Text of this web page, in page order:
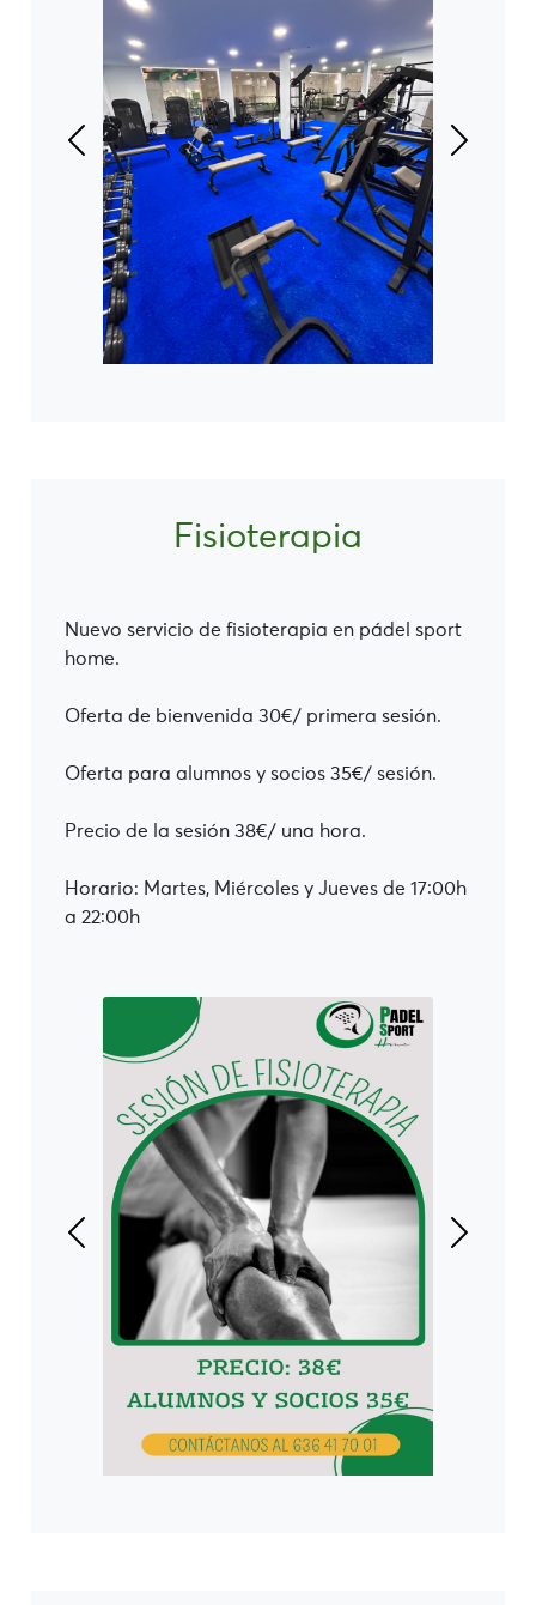
Fisioterapia
Nuevo servicio de fisioterapia en pádel sport
home.
Oferta de bienvenida 30€/ primera sesión.
Oferta para alumnos y socios 35€/ sesión.
Precio de la sesión 38€/ una hora.
Horario: Martes, Miércoles y Jueves de 17:00h
a 22:00h